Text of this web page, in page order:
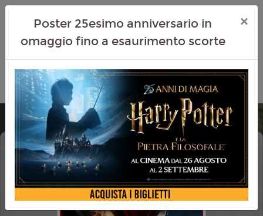
SPIDER-MAN - BRAND NEW DAY
DOLBY ATMOS
Poster 25esimo anniversario in
omaggio fino a esaurimento scorte
×